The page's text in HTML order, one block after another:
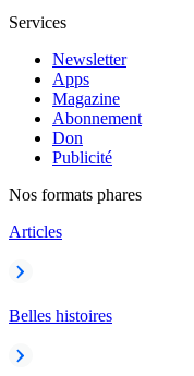
Services
Newsletter
Apps
Magazine
Abonnement
Don
Publicité
Nos formats phares
Articles
Belles histoires